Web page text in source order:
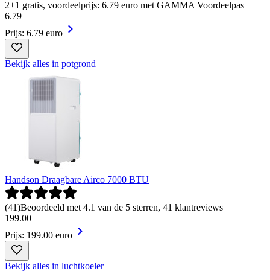
2+1 gratis, voordeelprijs: 6.79 euro met GAMMA Voordeelpas
6.79
Prijs: 6.79 euro
Bekijk alles in potgrond
Handson Draagbare Airco 7000 BTU
(41)Beoordeeld met 4.1 van de 5 sterren, 41 klantreviews
199.00
Prijs: 199.00 euro
Bekijk alles in luchtkoeler